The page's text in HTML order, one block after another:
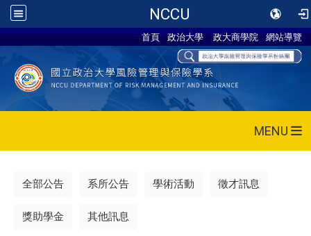
NCCU
首頁 政治大學 政大商學院 網站導覽
MENU
全部公告 系所公告 學術活動 徵才訊息
獎助學金 其他訊息